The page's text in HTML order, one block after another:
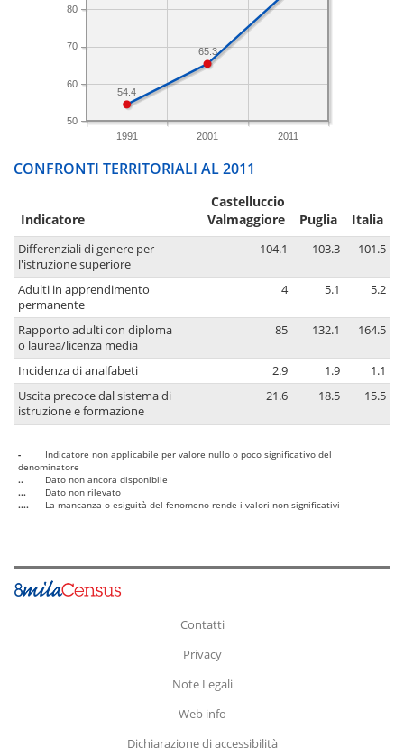
1991 2001 2011
50
60
70
80
65.3
54.4
CONFRONTI TERRITORIALI AL 2011
Indicatore
Castelluccio
Valmaggiore
Puglia Italia
Differenziali di genere per
l'istruzione superiore
104.1 103.3 101.5
Adulti in apprendimento
permanente
4 5.1 5.2
Rapporto adulti con diploma
o laurea/licenza media
85 132.1 164.5
Incidenza di analfabeti 2.9 1.9
1.1
Uscita precoce dal sistema di
istruzione e formazione
21.6 18.5 15.5
-
Indicatore non applicabile per valore nullo o poco significativo del
denominatore
..
Dato non ancora disponibile
...
Dato non rilevato
....
La mancanza o esiguità del fenomeno rende i valori non significativi
Contatti
Privacy
Note Legali
Web info
Dichiarazione di accessibilità